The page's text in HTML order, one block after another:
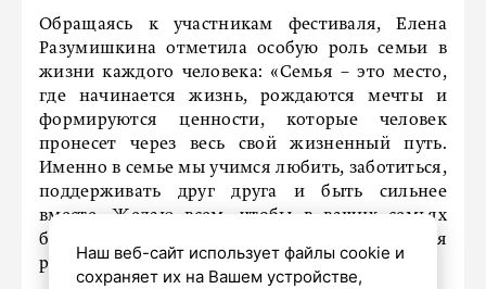
Обращаясь к участникам фестиваля, Елена
Разумишкина отметила особую роль семьи в
жизни каждого человека: «Семья – это место,
где начинается жизнь, рождаются мечты и
формируются ценности, которые человек
пронесет через весь свой жизненный путь.
Именно в семье мы учимся любить, заботиться,
поддерживать друг друга и быть сильнее
вместе. Желаю всем, чтобы в ваших семьях
были любовь, забота, уважение и ежедневная
радость».
Наш веб-сайт использует файлы cookie и
сохраняет их на Вашем устройстве,